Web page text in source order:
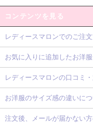
コンテンツを見る
レディースマロンでのご注
お気に入りに追加したお洋
レディースマロンの口コミ
お洋服のサイズ感の違いに
注文後、メールが届かない方